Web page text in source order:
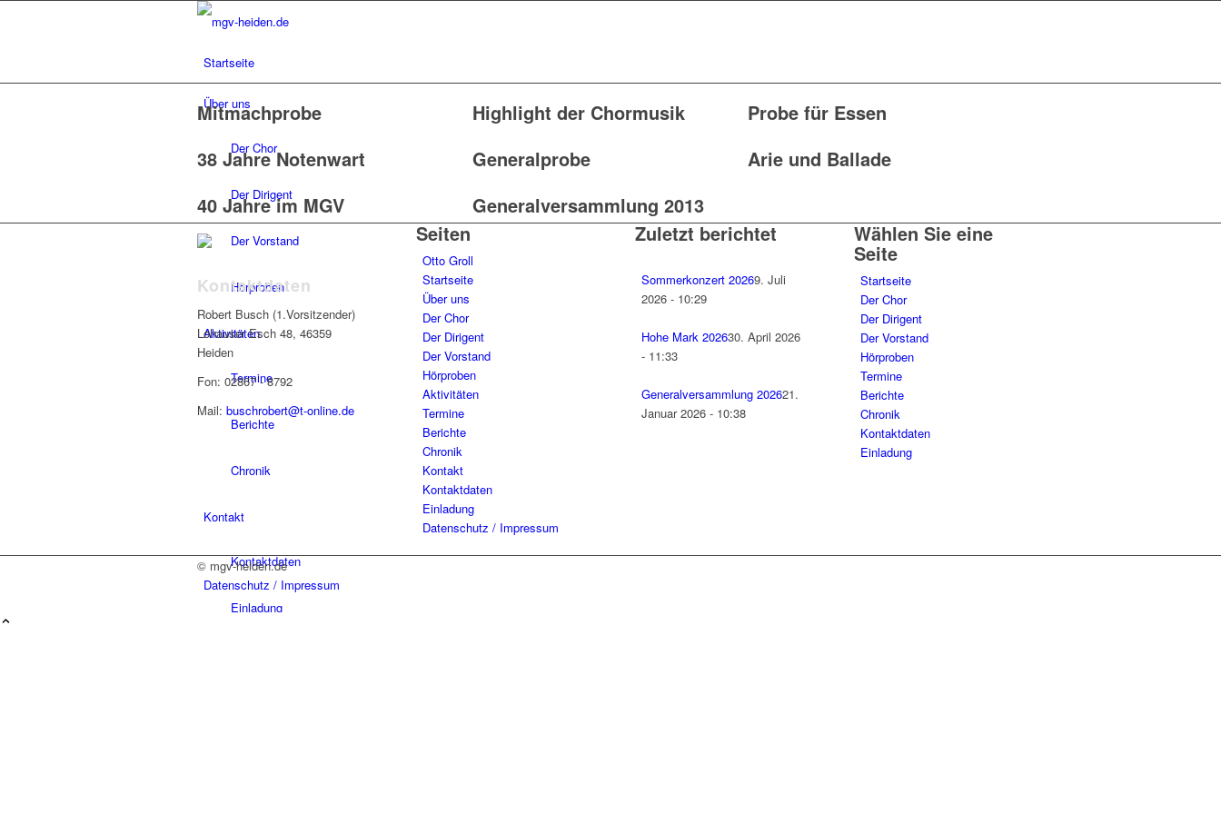
Startseite
Über uns
Der Chor
Der Dirigent
Der Vorstand
Hörproben
Aktivitäten
Termine
Berichte
Chronik
Kontakt
Kontaktdaten
Einladung
Mitmachprobe Highlight der Chormusik
Probe für Essen
38 Jahre Notenwart
Generalprobe
Arie und Ballade
40 Jahre im MGV
Generalversammlung 2013
Kontaktdaten
Robert Busch (1.Vorsitzender)
Lohauser Esch 48, 46359
Heiden
Fon: 02867 - 8792
Mail: buschrobert@t-online.de
Seiten
Otto Groll
Startseite
Über uns
Der Chor
Der Dirigent
Der Vorstand
Hörproben
Aktivitäten
Termine
Berichte
Chronik
Kontakt
Kontaktdaten
Einladung
Datenschutz / Impressum
Zuletzt berichtet
Sommerkonzert 20269. Juli
2026 - 10:29
Hohe Mark 202630. April 2026
- 11:33
Generalversammlung 202621.
Januar 2026 - 10:38
Wählen Sie eine
Seite
Startseite
Der Chor
Der Dirigent
Der Vorstand
Hörproben
Termine
Berichte
Chronik
Kontaktdaten
Einladung
© mgv-heiden.de
Datenschutz / Impressum